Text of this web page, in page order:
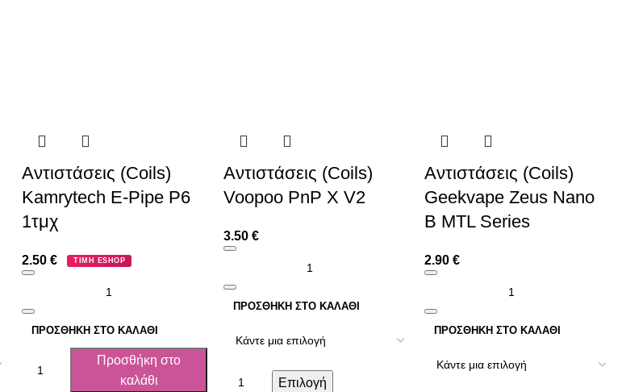
Αντιστάσεις (Coils)
Kamrytech E-Pipe P6
1τμχ
2.50€ ΤΙΜΗ ESHOP
ΠΡΟΣΘΉΚΗ ΣΤΟ ΚΑΛΆΘΙ
Προσθήκη στο
καλάθι
Αντιστάσεις (Coils)
Voopoo PnP X V2
3.50 €
ΠΡΟΣΘΉΚΗ ΣΤΟ ΚΑΛΆΘΙ
Επιλογή
Αντιστάσεις (Coils)
Geekvape Zeus Nano
B MTL Series
2.90€
ΠΡΟΣΘΉΚΗ ΣΤΟ ΚΑΛΆΘΙ